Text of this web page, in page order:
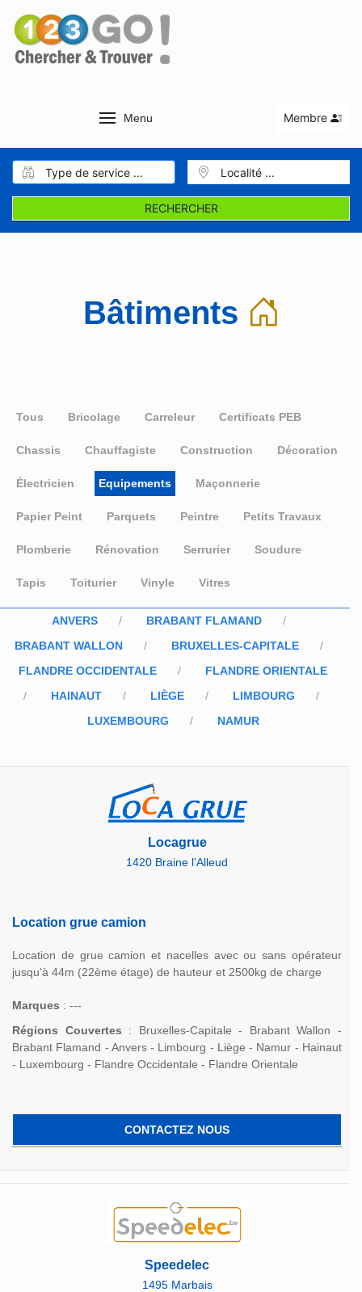
Menu Membre
RECHERCHER
Bâtiments
Tous Bricolage Carreleur Certificats PEB
Chassis Chauffagiste Construction Décoration
Électricien Equipements Maçonnerie
Papier Peint Parquets Peintre Petits Travaux
Plomberie Rénovation Serrurier Soudure
Tapis Toiturier Vinyle Vitres
ANVERS
BRABANT FLAMAND
BRABANT WALLON
BRUXELLES-CAPITALE
FLANDRE OCCIDENTALE
FLANDRE ORIENTALE
HAINAUT
LIÈGE
LIMBOURG
LUXEMBOURG
NAMUR
Locagrue
1420 Braine l'Alleud
Location grue camion
Location de grue camion et nacelles avec ou sans opérateur
jusqu'à 44m (22ème étage) de hauteur et 2500kg de charge
Marques : ---
Régions Couvertes : Bruxelles-Capitale - Brabant Wallon -
Brabant Flamand - Anvers - Limbourg - Liège - Namur - Hainaut
- Luxembourg - Flandre Occidentale - Flandre Orientale
CONTACTEZ NOUS
Speedelec
1495 Marbais